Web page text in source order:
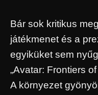
Bár sok kritikus
játékmenet és a
egyiküket sem
„Avatar: Frontiers
A környezet